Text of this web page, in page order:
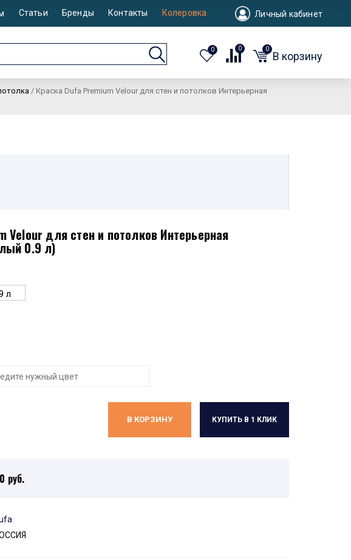
Статьи Бренды Контакты Колеровка Личный кабинет
0 0 0
В корзину
/ Краска Dufa Premium Velour для стен и потолков Интерьерная
Velour для стен и потолков Интерьерная
0.9 л)
л
В КОРЗИНУ КУПИТЬ В 1 КЛИК
руб.